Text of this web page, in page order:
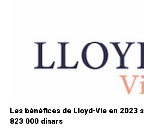
Les bénéfices de Lloyd-Vie en 2023
823 000 dinars